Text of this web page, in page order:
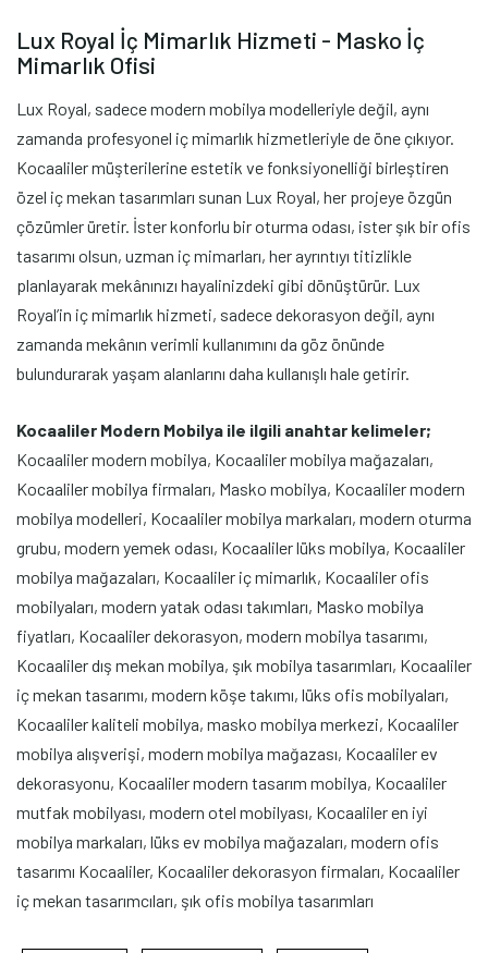
Lux Royal İç Mimarlık Hizmeti - Masko İç
Mimarlık Ofisi
Lux Royal, sadece modern mobilya modelleriyle değil, aynı
zamanda profesyonel iç mimarlık hizmetleriyle de öne çıkıyor.
Kocaaliler müşterilerine estetik ve fonksiyonelliği birleştiren
özel iç mekan tasarımları sunan Lux Royal, her projeye özgün
çözümler üretir. İster konforlu bir oturma odası, ister şık bir ofis
tasarımı olsun, uzman iç mimarları, her ayrıntıyı titizlikle
planlayarak mekânınızı hayalinizdeki gibi dönüştürür. Lux
Royal’in iç mimarlık hizmeti, sadece dekorasyon değil, aynı
zamanda mekânın verimli kullanımını da göz önünde
bulundurarak yaşam alanlarını daha kullanışlı hale getirir.
Kocaaliler Modern Mobilya ile ilgili anahtar kelimeler;
Kocaaliler modern mobilya, Kocaaliler mobilya mağazaları,
Kocaaliler mobilya firmaları, Masko mobilya, Kocaaliler modern
mobilya modelleri, Kocaaliler mobilya markaları, modern oturma
grubu, modern yemek odası, Kocaaliler lüks mobilya, Kocaaliler
mobilya mağazaları, Kocaaliler iç mimarlık, Kocaaliler ofis
mobilyaları, modern yatak odası takımları, Masko mobilya
fiyatları, Kocaaliler dekorasyon, modern mobilya tasarımı,
Kocaaliler dış mekan mobilya, şık mobilya tasarımları, Kocaaliler
iç mekan tasarımı, modern köşe takımı, lüks ofis mobilyaları,
Kocaaliler kaliteli mobilya, masko mobilya merkezi, Kocaaliler
mobilya alışverişi, modern mobilya mağazası, Kocaaliler ev
dekorasyonu, Kocaaliler modern tasarım mobilya, Kocaaliler
mutfak mobilyası, modern otel mobilyası, Kocaaliler en iyi
mobilya markaları, lüks ev mobilya mağazaları, modern ofis
tasarımı Kocaaliler, Kocaaliler dekorasyon firmaları, Kocaaliler
iç mekan tasarımcıları, şık ofis mobilya tasarımları